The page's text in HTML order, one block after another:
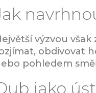
výzvou
obdivovat
pohledem
jako